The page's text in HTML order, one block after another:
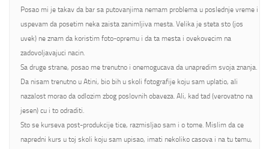
Posao mi je takav da bar sa putovanjima nemam problema u poslednje vreme i
uspevam da posetim neka zaista zanimljiva mesta. Velika je steta sto (jos
uvek) ne znam da koristim foto-opremu i da ta mesta i ovekovecim na
zadovoljavajuci nacin.
Sa druge strane, posao me trenutno i onemogucava da unapredim svoja znanja.
Da nisam trenutno u Atini, bio bih u skoli fotografije koju sam uplatio, ali
nazalost morao da odlozim zbog poslovnih obaveza. Ali, kad tad (verovatno na
jesen) cu i to odraditi.
Sto se kurseva post-produkcije tice, razmisljao sam i o tome. Mislim da ce
napredni kurs u toj skoli koju sam upisao, imati nekoliko casova i na tu temu,